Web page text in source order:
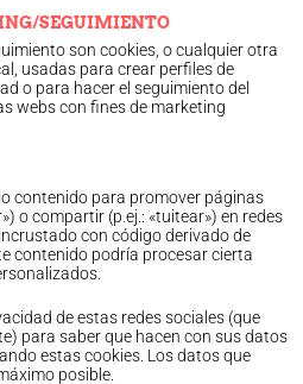
SEGUIMIENTO
son cookies, o cualquier otra
usadas para crear perfiles de
o para hacer el seguimiento del
webs con fines de marketing
contenido para promover páginas
o compartir (p.ej.: «tuitear») en redes
con código derivado de
contenido podría procesar cierta
de estas redes sociales (que
para saber que hacen con sus datos
estas cookies. Los datos que
posible.